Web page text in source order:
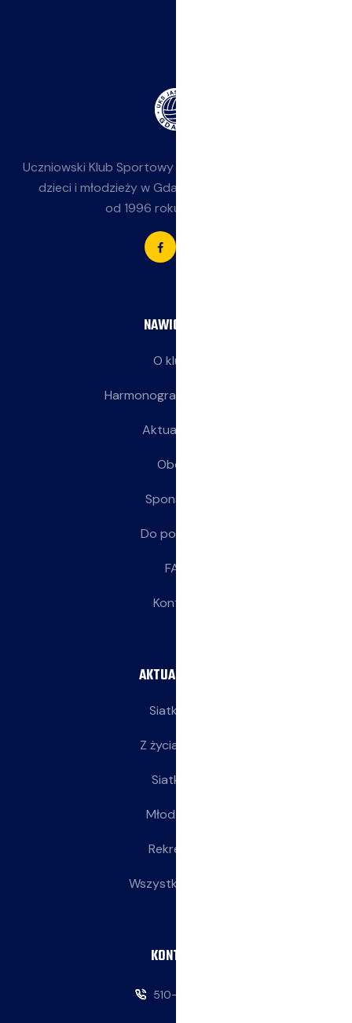
Uczniowski Klub Sportowy
dzieci i młodzieży w Gdańsku-Jasieniu. Działamy
od 1996 roku przy SP 85.
NAWIGACJA
O klubie
Harmonogram treningów
Aktualności
Obozy
Sponsorzy
Do pobrania
FAQ
Kontakt
AKTUALNOŚCI
Siatkarze
Z życia klubu
Siatkarki
Młodziczki
Rekreacja
Wszystkie wpisy
KONTAKT
510-146-069